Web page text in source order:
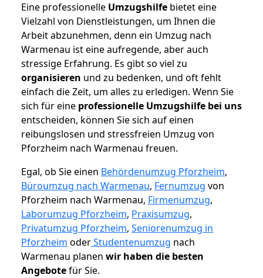
Eine professionelle Umzugshilfe bietet eine
Vielzahl von Dienstleistungen, um Ihnen die
Arbeit abzunehmen, denn ein Umzug nach
Warmenau ist eine aufregende, aber auch
stressige Erfahrung. Es gibt so viel zu
organisieren und zu bedenken, und oft fehlt
einfach die Zeit, um alles zu erledigen. Wenn Sie
sich für eine professionelle Umzugshilfe bei uns
entscheiden, können Sie sich auf einen
reibungslosen und stressfreien Umzug von
Pforzheim nach Warmenau freuen.
Egal, ob Sie einen Behördenumzug Pforzheim,
Büroumzug nach Warmenau, Fernumzug von
Pforzheim nach Warmenau, Firmenumzug,
Laborumzug Pforzheim, Praxisumzug,
Privatumzug Pforzheim, Seniorenumzug in
Pforzheim oderStudentenumzug nach
Warmenau planen wir haben die besten
Angebotefür Sie.